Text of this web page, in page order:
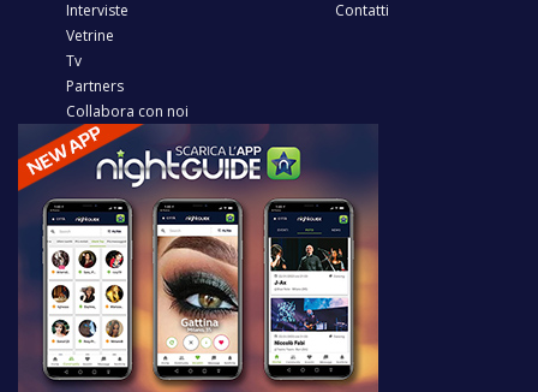
Interviste
Vetrine
Tv
Partners
Collabora con noi
Contatti